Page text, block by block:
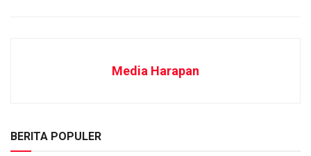
Media Harapan
BERITA POPULER